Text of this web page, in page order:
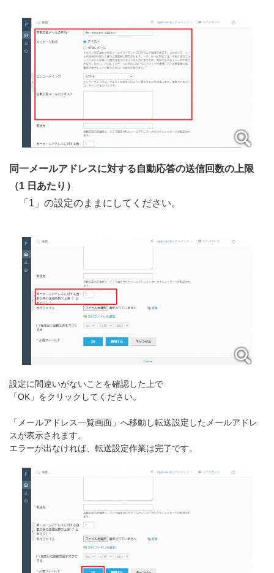
同一メールアドレスに対する自動応答の送信回数の上限
（1 日あたり）
「1」の設定のままにしてください。
設定に間違いがないことを確認した上で
「OK」をクリックしてください。
「メールアドレス一覧画面」へ移動し転送設定したメールアドレ
スが表示されます。
エラーが出なければ、転送設定作業は完了です。